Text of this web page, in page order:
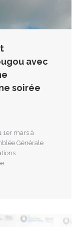
avec
soirée
1er mars à
Générale